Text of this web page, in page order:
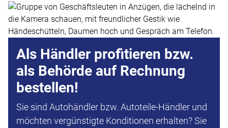
Als Händler profitieren bzw.
als Behörde auf Rechnung
bestellen!
Sie sind Autohändler bzw. Autoteile-Händler und
möchten vergünstigte Konditionen erhalten? Sie